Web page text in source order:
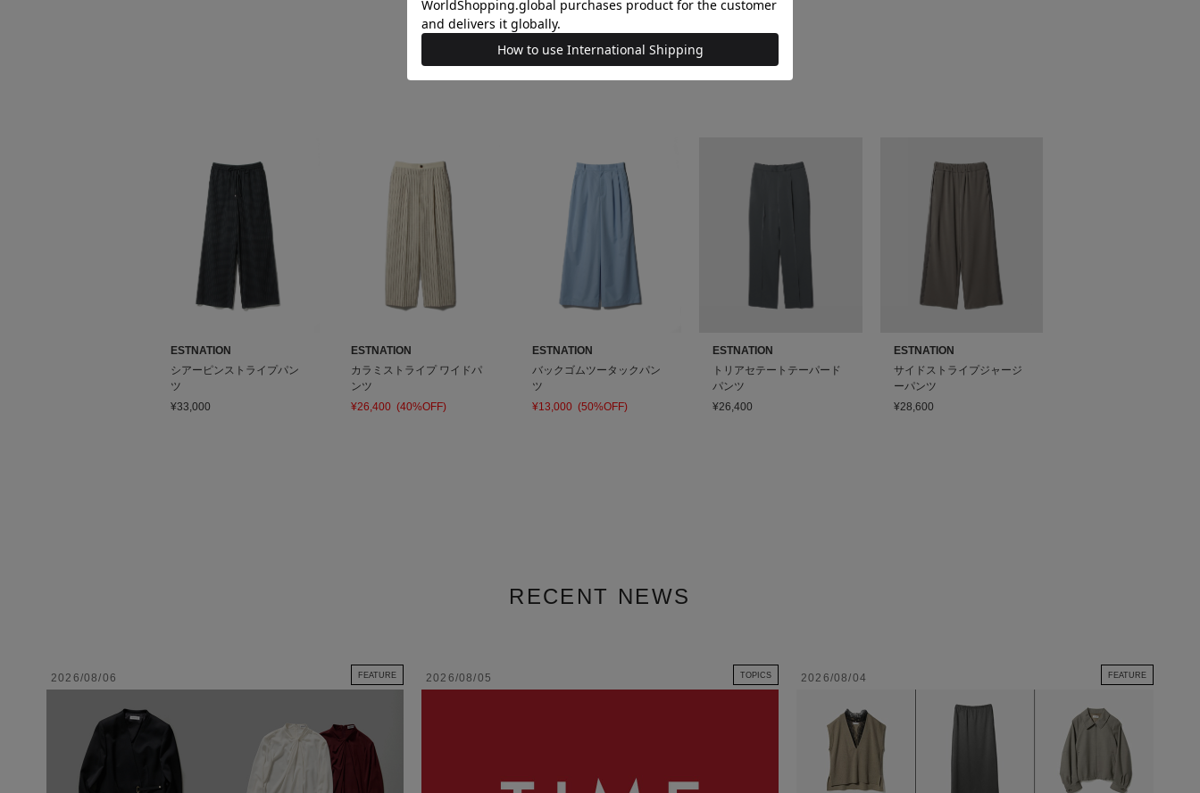
RELATED ITEM
ESTNATION
シアーピンストライプパン
ツ
¥33,000
ESTNATION
カラミストライプ ワイドパ
ンツ
¥26,400 (40%OFF)
ESTNATION
バックゴムツータックパン
ツ
¥13,000 (50%OFF)
ESTNATION
トリアセテートテーパード
パンツ
¥26,400
ESTNATION
サイドストライプジャージ
ーパンツ
¥28,600
RECENT NEWS
2026/08/06 FEATURE 2026/08/05 TOPICS 2026/08/04 FEATURE